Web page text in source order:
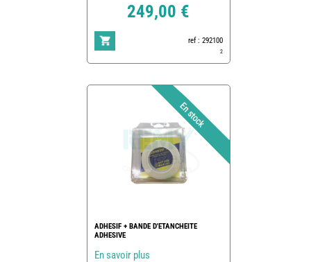
249,00 €
ref : 292100
2
ADHESIF + BANDE D'ETANCHEITE
ADHESIVE
En savoir plus